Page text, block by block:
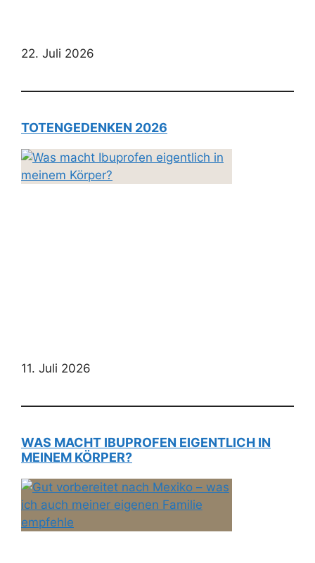
22. Juli 2026
TOTENGEDENKEN 2026
11. Juli 2026
WAS MACHT IBUPROFEN EIGENTLICH IN
MEINEM KÖRPER?